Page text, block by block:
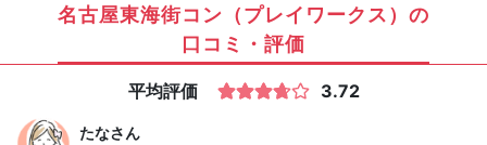
名古屋東海街コン（プレイワークス）の
口コミ・評価
平均評価 3.72
たなさん